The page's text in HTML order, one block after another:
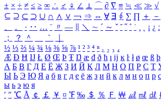
± × ÷ ≠ ≤ ≥ ∞ ∴ ♂ ♀ ∠ ⊥ ⌒ ∂ ∇ ≡ ≒ ≪ ≫ √
⊆ ⊇ ⊂ ⊃ ∪ ∩ ∧ ∨ ￢ ⇒ ⇔ ∀ ∃ ∮ ∑ ∏ ＋ －
、
。 · ‥ … ¨ 〃 ― ＼ ∼ ´ ～ ˇ ˘ ˝ ˚ ˙ ¸ ¡ ¿ ː
；
？ ＾ ｀
½ ⅓ ⅔ ¼ ¾ ⅛ ⅜ ⅝ ⅞ ¹ ² ³ ⁴ ⁿ ₁ ₂ ₃ ₄
Æ Ð Ħ Ĳ Ł Ø Œ Þ Ŧ Ŋ æ đ ð ħ ı ĳ ĸ ŀ ł ø œ ß þ
А Б В Г Д Е Ё Ж З И Й К Л М Н О П Р С Т
Ы Ь Э Ю Я а б в г д е ё ж з и й к л м н о п р с
ы ь э ю я
′ ″ ℃ Å ￠ ￡ ￥ ¤ ℉ ‰ ＄ ％ Ｆ ￦ ㎕ ㎖ ㎗